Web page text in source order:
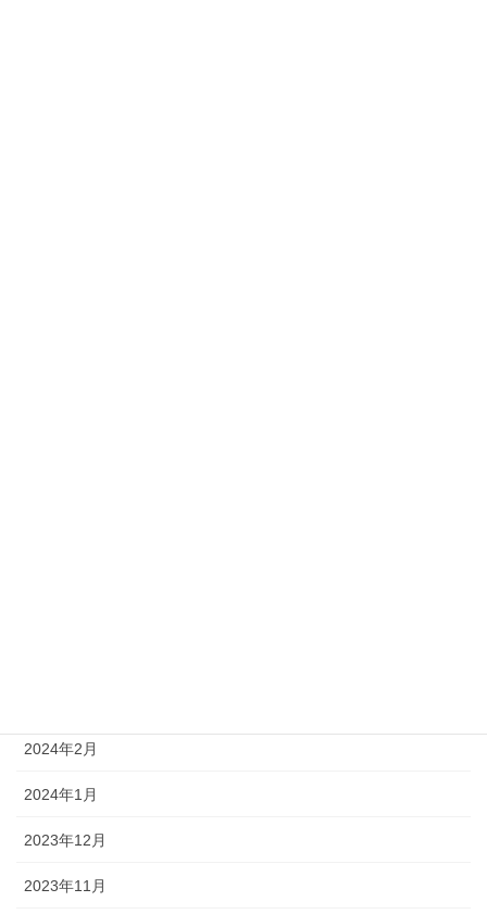
2024年2月
2024年1月
2023年12月
2023年11月